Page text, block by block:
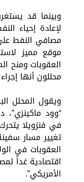
وبينما قد
لإعادة إحياء
مصافي النفط
موقع مميز
العقوبات ومنح
محللون أنها
ويقول المحلل
“وود ماكينزي”،
في فنزويلا
تغيير مسار
العقوبات في
اقتصادية غداً
الأمريكي”.